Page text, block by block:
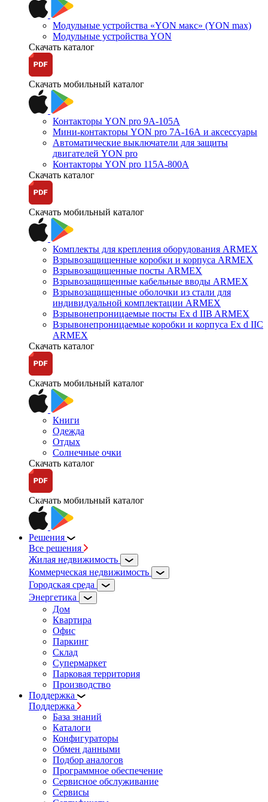
Модульные устройства «YON макс» (YON max)
Модульные устройства YON
Скачать каталог
Скачать мобильный каталог
Контакторы YON pro 9А-105А
Мини-контакторы YON pro 7А-16А и аксессуары
Автоматические выключатели для защиты
двигателей YON pro
Контакторы YON pro 115А-800А
Скачать каталог
Скачать мобильный каталог
Комплекты для крепления оборудования ARMEX
Взрывозащищенные коробки и корпуса ARMEX
Взрывозащищенные посты ARMEX
Взрывозащищенные кабельные вводы ARMEX
Взрывозащищенные оболочки из стали для
индивидуальной комплектации ARMEX
Взрывонепроницаемые посты Ex d IIB ARMEX
Взрывонепроницаемые коробки и корпуса Ex d IIС
ARMEX
Скачать каталог
Скачать мобильный каталог
Книги
Одежда
Отдых
Солнечные очки
Скачать каталог
Скачать мобильный каталог
Решения
Все решения
Жилая недвижимость
Коммерческая недвижимость
Городская среда
Энергетика
Дом
Квартира
Офис
Паркинг
Склад
Супермаркет
Парковая территория
Производство
Поддержка
Поддержка
База знаний
Каталоги
Конфигураторы
Обмен данными
Подбор аналогов
Программное обеспечение
Сервисное обслуживание
Сервисы